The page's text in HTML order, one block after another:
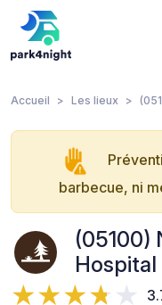
Accueil Les lieux
barbecue, ni
(05100)
Hospital